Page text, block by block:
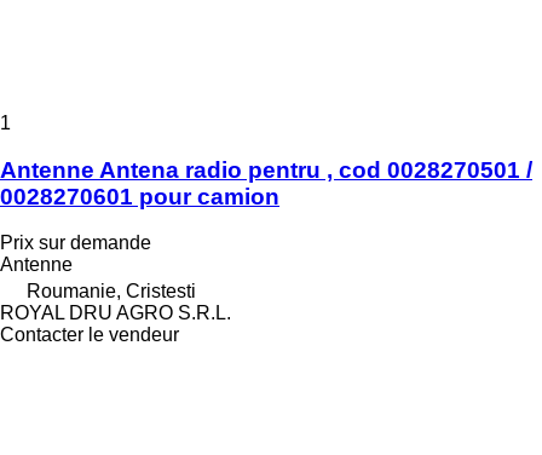
1
Antenne Antena radio pentru , cod 0028270501 /
0028270601 pour camion
Prix sur demande
Antenne
Roumanie, Cristesti
ROYAL DRU AGRO S.R.L.
Contacter le vendeur